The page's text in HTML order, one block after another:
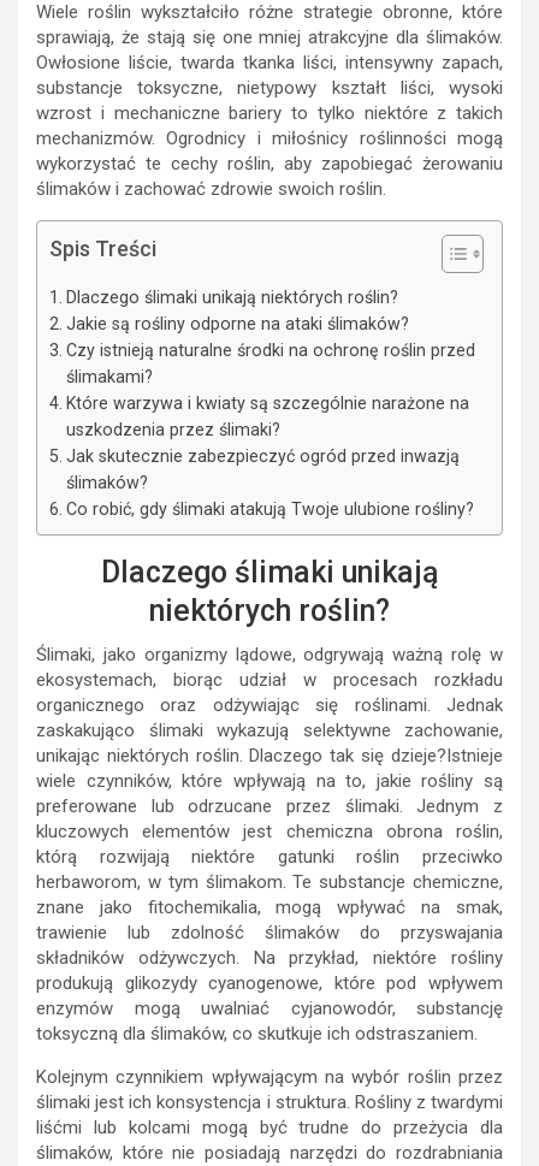
Wiele roślin wykształciło różne strategie obronne, które
sprawiają, że stają się one mniej atrakcyjne dla ślimaków.
Owłosione liście, twarda tkanka liści, intensywny zapach,
substancje toksyczne, nietypowy kształt liści, wysoki
wzrost i mechaniczne bariery to tylko niektóre z takich
mechanizmów. Ogrodnicy i miłośnicy roślinności mogą
wykorzystać te cechy roślin, aby zapobiegać żerowaniu
ślimaków i zachować zdrowie swoich roślin.
Spis Treści
Dlaczego ślimaki unikają niektórych roślin?
Jakie są rośliny odporne na ataki ślimaków?
Czy istnieją naturalne środki na ochronę roślin przed
ślimakami?
Które warzywa i kwiaty są szczególnie narażone na
uszkodzenia przez ślimaki?
Jak skutecznie zabezpieczyć ogród przed inwazją
ślimaków?
Co robić, gdy ślimaki atakują Twoje ulubione rośliny?
Dlaczego ślimaki unikają
niektórych roślin?
Ślimaki, jako organizmy lądowe, odgrywają ważną rolę w
ekosystemach, biorąc udział w procesach rozkładu
organicznego oraz odżywiając się roślinami. Jednak
zaskakująco ślimaki wykazują selektywne zachowanie,
unikając niektórych roślin. Dlaczego tak się dzieje?Istnieje
wiele czynników, które wpływają na to, jakie rośliny są
preferowane lub odrzucane przez ślimaki. Jednym z
kluczowych elementów jest chemiczna obrona roślin,
którą rozwijają niektóre gatunki roślin przeciwko
herbaworom, w tym ślimakom. Te substancje chemiczne,
znane jako fitochemikalia, mogą wpływać na smak,
trawienie lub zdolność ślimaków do przyswajania
składników odżywczych. Na przykład, niektóre rośliny
produkują glikozydy cyanogenowe, które pod wpływem
enzymów mogą uwalniać cyjanowodór, substancję
toksyczną dla ślimaków, co skutkuje ich odstraszaniem.
Kolejnym czynnikiem wpływającym na wybór roślin przez
ślimaki jest ich konsystencja i struktura. Rośliny z twardymi
liśćmi lub kolcami mogą być trudne do przeżycia dla
ślimaków, które nie posiadają narzędzi do rozdrabniania